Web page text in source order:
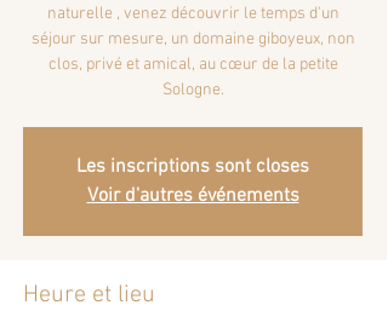
naturelle , venez découvrir le temps d'un
séjour sur mesure, un domaine giboyeux, non
clos, privé et amical, au cœur de la petite
Sologne.
Les inscriptions sont closes
Voir d'autres événements
Heure et lieu